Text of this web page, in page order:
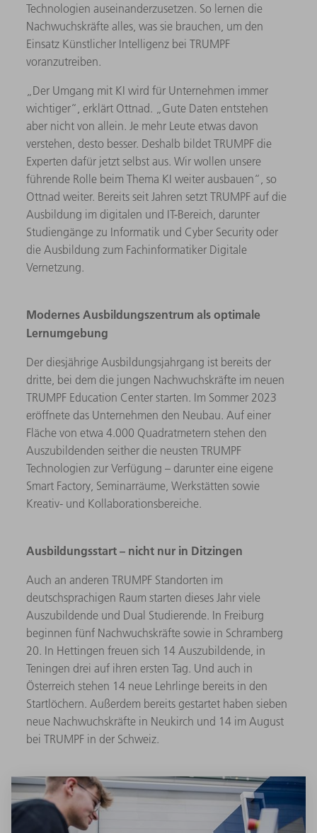
Technologien auseinanderzusetzen. So lernen die
Nachwuchskräfte alles, was sie brauchen, um den
Einsatz Künstlicher Intelligenz bei TRUMPF
voranzutreiben.
„Der Umgang mit KI wird für Unternehmen immer
wichtiger“, erklärt Ottnad. „Gute Daten entstehen
aber nicht von allein. Je mehr Leute etwas davon
verstehen, desto besser. Deshalb bildet TRUMPF die
Experten dafür jetzt selbst aus. Wir wollen unsere
führende Rolle beim Thema KI weiter ausbauen“, so
Ottnad weiter. Bereits seit Jahren setzt TRUMPF auf die
Ausbildung im digitalen und IT-Bereich, darunter
Studiengänge zu Informatik und Cyber Security oder
die Ausbildung zum Fachinformatiker Digitale
Vernetzung.
Modernes Ausbildungszentrum als optimale
Lernumgebung
Der diesjährige Ausbildungsjahrgang ist bereits der
dritte, bei dem die jungen Nachwuchskräfte im neuen
TRUMPF Education Center starten. Im Sommer 2023
eröffnete das Unternehmen den Neubau. Auf einer
Fläche von etwa 4.000 Quadratmetern stehen den
Auszubildenden seither die neusten TRUMPF
Technologien zur Verfügung – darunter eine eigene
Smart Factory, Seminarräume, Werkstätten sowie
Kreativ- und Kollaborationsbereiche.
Ausbildungsstart – nicht nur in Ditzingen
Auch an anderen TRUMPF Standorten im
deutschsprachigen Raum starten dieses Jahr viele
Auszubildende und Dual Studierende. In Freiburg
beginnen fünf Nachwuchskräfte sowie in Schramberg
20. In Hettingen freuen sich 14 Auszubildende, in
Teningen drei auf ihren ersten Tag. Und auch in
Österreich stehen 14 neue Lehrlinge bereits in den
Startlöchern. Außerdem bereits gestartet haben sieben
neue Nachwuchskräfte in Neukirch und 14 im August
bei TRUMPF in der Schweiz.